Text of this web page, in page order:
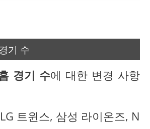
기 수
경기 수에 대한 변경 사항
트윈스, 삼성 라이온즈, N